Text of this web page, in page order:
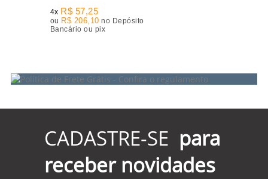
4x R$ 57,25
ou R$ 206,10 no Depósito
Bancário ou pix
CADASTRE-SE para
receber novidades